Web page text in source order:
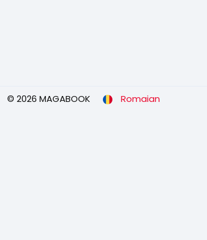
© 2026 MAGABOOK Romaian